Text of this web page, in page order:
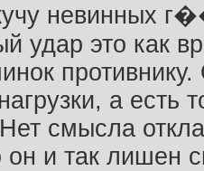
невинных
удар это как
а есть
смысла
он и так лишен